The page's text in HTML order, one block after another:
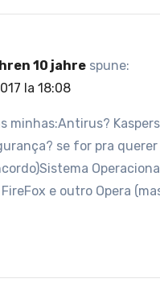
10 jahre spune:
la 18:08
minhas:Antirus?
se for pra
e outro Opera